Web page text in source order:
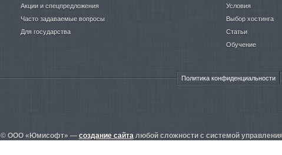
Акции и спецпредложения
Часто задаваемые вопросы
Для государства
Условия
Выбор хостинга
Статьи
Обучение
Политика конфиденциальности
© ООО «Юмисофт» —создание сайта любой сложности с системой